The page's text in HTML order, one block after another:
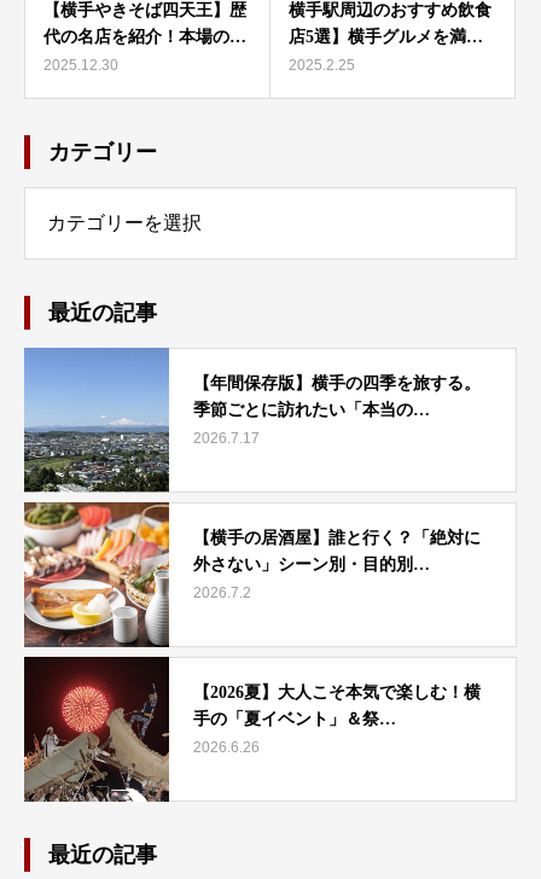
【横手やきそば四天王】歴
代の名店を紹介！本場の…
2025.12.30
横手駅周辺のおすすめ飲食
店5選】横手グルメを満…
2025.2.25
カテゴリー
最近の記事
【年間保存版】横手の四季を旅する。
季節ごとに訪れたい「本当の…
2026.7.17
【横手の居酒屋】誰と行く？「絶対に
外さない」シーン別・目的別…
2026.7.2
【2026夏】大人こそ本気で楽しむ！横
手の「夏イベント」＆祭…
2026.6.26
最近の記事